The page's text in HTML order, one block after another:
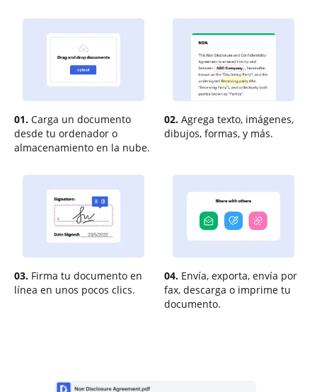
01. Carga un documento
desde tu ordenador o
almacenamiento en la nube.
02. Agrega texto, imágenes,
dibujos, formas, y más.
03. Firma tu documento en
línea en unos pocos clics.
04. Envía, exporta, envía por
fax, descarga o imprime tu
documento.